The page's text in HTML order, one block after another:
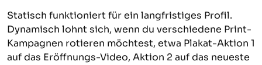
Statisch funktioniert für ein langfristiges Profil.
Dynamisch lohnt sich, wenn du verschiedene Print-
Kampagnen rotieren möchtest, etwa Plakat-Aktion 1
auf das Eröffnungs-Video, Aktion 2 auf das neueste